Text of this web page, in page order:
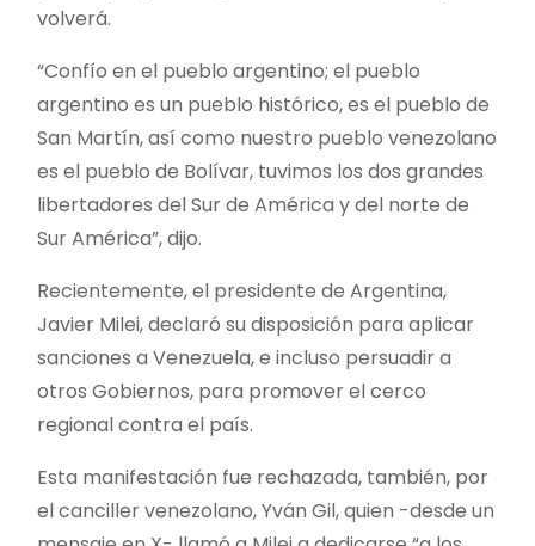
volverá.
“Confío en el pueblo argentino; el pueblo
argentino es un pueblo histórico, es el pueblo de
San Martín, así como nuestro pueblo venezolano
es el pueblo de Bolívar, tuvimos los dos grandes
libertadores del Sur de América y del norte de
Sur América”, dijo.
Recientemente, el presidente de Argentina,
Javier Milei, declaró su disposición para aplicar
sanciones a Venezuela, e incluso persuadir a
otros Gobiernos, para promover el cerco
regional contra el país.
Esta manifestación fue rechazada, también, por
el canciller venezolano, Yván Gil, quien -desde un